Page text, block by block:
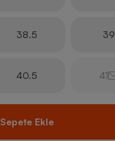
38.5 39
40.5 41
Sepete Ekle